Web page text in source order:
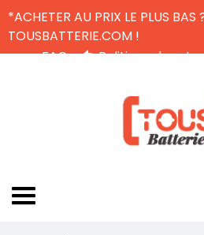
*ACHETER AU PRIX LE PLUS BAS
TOUSBATTERIE.COM !
FAQ
Politique de